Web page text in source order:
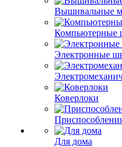
Вышивальные
Электронные
Коверлоки
Для дома